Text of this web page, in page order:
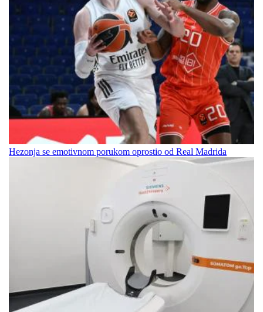
Hezonja se emotivnom porukom oprostio od Real Madrida